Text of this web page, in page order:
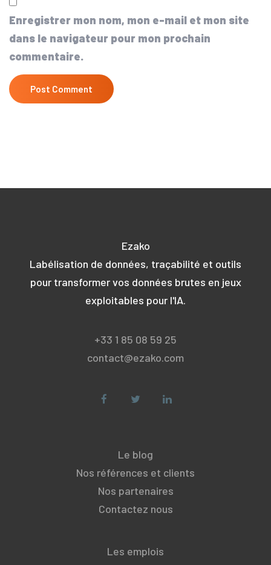
Enregistrer mon nom, mon e-mail et mon site
dans le navigateur pour mon prochain
commentaire.
Ezako
Labélisation de données, traçabilité et outils
pour transformer vos données brutes en jeux
exploitables pour l'IA.
+33 1 85 08 59 25
contact@ezako.com
Le blog
Nos références et clients
Nos partenaires
Contactez nous
Les emplois